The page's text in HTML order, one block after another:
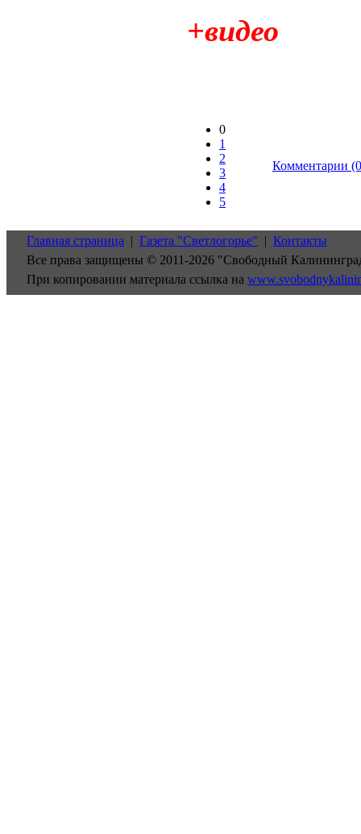
+видео
0
1
2
3
4
5
Комментарии
Главная страница | Газета "Светлогорье" | Контакты
Все права защищены © 2011-2026 "Свободный
При копировании материала ссылка на